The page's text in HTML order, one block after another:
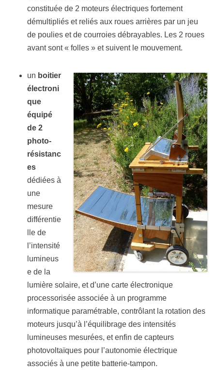
constituée de 2 moteurs électriques fortement
démultipliés et reliés aux roues arrières par un jeu
de poulies et de courroies débrayables. Les 2 roues
avant sont « folles » et suivent le mouvement.
un boitier
électroni
que
équipé
de 2
photo-
résistanc
es
dédiées à
une
mesure
différentie
lle de
l’intensité
lumineus
e de la
lumière solaire, et d’une carte électronique
processorisée associée à un programme
informatique paramétrable, contrôlant la rotation des
moteurs jusqu’à l’équilibrage des intensités
lumineuses mesurées, et enfin de capteurs
photovoltaïques pour l’autonomie électrique
associés à une petite batterie-tampon.